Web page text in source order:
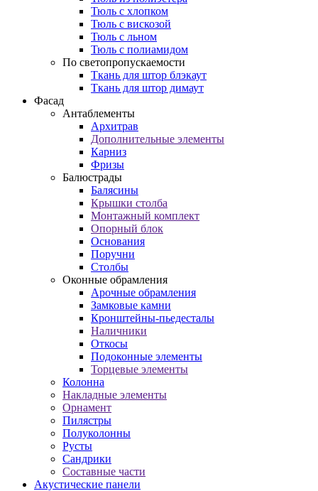
Тюль с хлопком
Тюль с вискозой
Тюль с льном
Тюль с полиамидом
По светопропускаемости
Ткань для штор блэкаут
Ткань для штор димаут
Фасад
Антаблементы
Архитрав
Дополнительные элементы
Карниз
Фризы
Балюстрады
Балясины
Крышки столба
Монтажный комплект
Опорный блок
Основания
Поручни
Столбы
Оконные обрамления
Арочные обрамления
Замковые камни
Кронштейны-пьедесталы
Наличники
Откосы
Подоконные элементы
Торцевые элементы
Колонна
Накладные элементы
Орнамент
Пилястры
Полуколонны
Русты
Сандрики
Составные части
Акустические панели